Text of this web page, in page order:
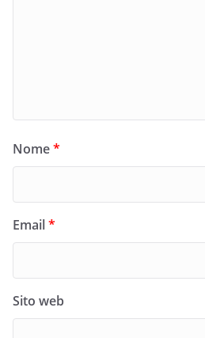
Nome*
Email*
Sito web